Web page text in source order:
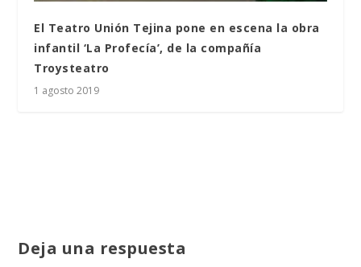
El Teatro Unión Tejina pone en escena la obra
infantil ‘La Profecía’, de la compañía
Troysteatro
1 agosto 2019
Deja una respuesta